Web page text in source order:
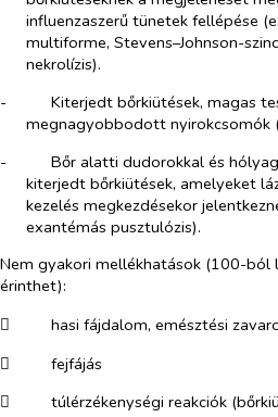
influenzaszerű tünetek fellépése
multiforme, Stevens–Johnson-
nekrolízis).
-​
Kiterjedt bőrkiütések, magas
megnagyobbodott nyirokcsomók
-​
Bőr alatti dudorokkal és
kiterjedt bőrkiütések, amelyeket
kezelés megkezdésekor
exantémás pusztulózis).
Nem gyakori mellékhatások (100-
érinthet):
​
hasi fájdalom, emésztési
​
fejfájás
​
túlérzékenységi reakciók